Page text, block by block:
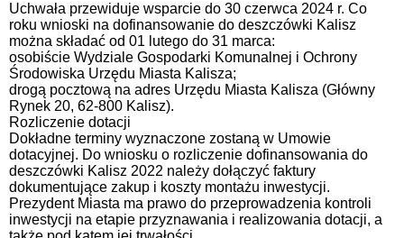
Uchwała przewiduje wsparcie do 30 czerwca 2024 r. Co
roku wnioski na dofinansowanie do deszczówki Kalisz
można składać od 01 lutego do 31 marca:
osobiście Wydziale Gospodarki Komunalnej i Ochrony
Środowiska Urzędu Miasta Kalisza;
drogą pocztową na adres Urzędu Miasta Kalisza (Główny
Rynek 20, 62-800 Kalisz).
Rozliczenie dotacji
Dokładne terminy wyznaczone zostaną w Umowie
dotacyjnej. Do wniosku o rozliczenie dofinansowania do
deszczówki Kalisz 2022 należy dołączyć faktury
dokumentujące zakup i koszty montażu inwestycji.
Prezydent Miasta ma prawo do przeprowadzenia kontroli
inwestycji na etapie przyznawania i realizowania dotacji, a